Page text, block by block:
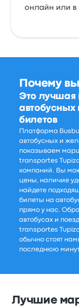
онлайн или в
Почему
Это лучшая
билетов
Платформа
автобусных и
показываем
transportes
компаний. Вы
цены, наличие
найдете
билеты на
прямо у нас.
автобусах и
transportes
обычно стоят
последнюю
Лучшие